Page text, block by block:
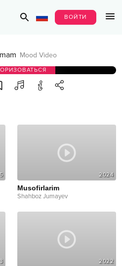
ВОЙТИ
Mood Video
2024
Musofirlarim
Shahboz Jumayev
2022